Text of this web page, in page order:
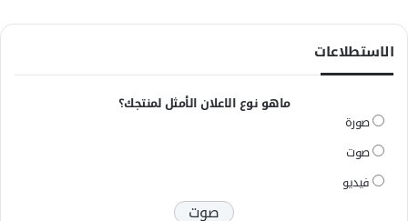
الاستطلاعات
ماهو نوع الاعلان الأمثل لمنتجك؟
صورة
صوت
فيديو